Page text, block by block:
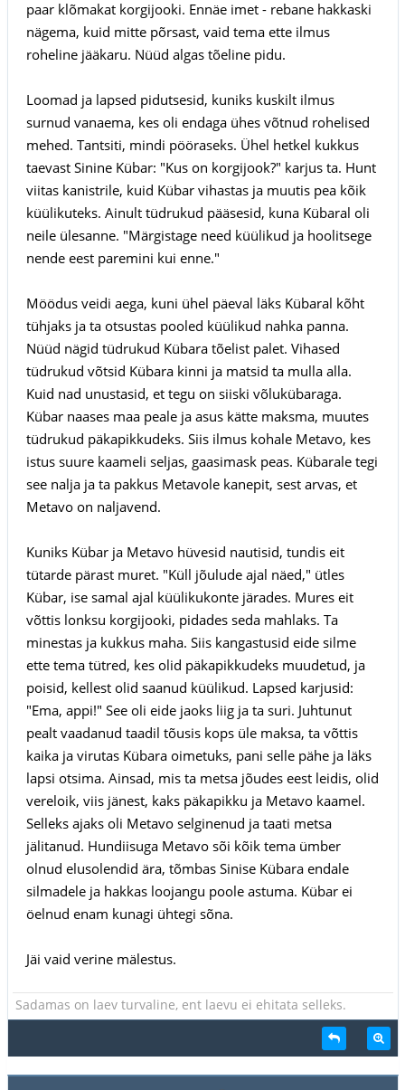
paar klõmakat korgijooki. Ennäe imet - rebane hakkaski
nägema, kuid mitte põrsast, vaid tema ette ilmus
roheline jääkaru. Nüüd algas tõeline pidu.
Loomad ja lapsed pidutsesid, kuniks kuskilt ilmus
surnud vanaema, kes oli endaga ühes võtnud rohelised
mehed. Tantsiti, mindi pööraseks. Ühel hetkel kukkus
taevast Sinine Kübar: "Kus on korgijook?" karjus ta. Hunt
viitas kanistrile, kuid Kübar vihastas ja muutis pea kõik
küülikuteks. Ainult tüdrukud pääsesid, kuna Kübaral oli
neile ülesanne. "Märgistage need küülikud ja hoolitsege
nende eest paremini kui enne."
Möödus veidi aega, kuni ühel päeval läks Kübaral kõht
tühjaks ja ta otsustas pooled küülikud nahka panna.
Nüüd nägid tüdrukud Kübara tõelist palet. Vihased
tüdrukud võtsid Kübara kinni ja matsid ta mulla alla.
Kuid nad unustasid, et tegu on siiski võlukübaraga.
Kübar naases maa peale ja asus kätte maksma, muutes
tüdrukud päkapikkudeks. Siis ilmus kohale Metavo, kes
istus suure kaameli seljas, gaasimask peas. Kübarale tegi
see nalja ja ta pakkus Metavole kanepit, sest arvas, et
Metavo on naljavend.
Kuniks Kübar ja Metavo hüvesid nautisid, tundis eit
tütarde pärast muret. "Küll jõulude ajal näed," ütles
Kübar, ise samal ajal küülikukonte järades. Mures eit
võttis lonksu korgijooki, pidades seda mahlaks. Ta
minestas ja kukkus maha. Siis kangastusid eide silme
ette tema tütred, kes olid päkapikkudeks muudetud, ja
poisid, kellest olid saanud küülikud. Lapsed karjusid:
"Ema, appi!" See oli eide jaoks liig ja ta suri. Juhtunut
pealt vaadanud taadil tõusis kops üle maksa, ta võttis
kaika ja virutas Kübara oimetuks, pani selle pähe ja läks
lapsi otsima. Ainsad, mis ta metsa jõudes eest leidis, olid
vereloik, viis jänest, kaks päkapikku ja Metavo kaamel.
Selleks ajaks oli Metavo selginenud ja taati metsa
jälitanud. Hundiisuga Metavo sõi kõik tema ümber
olnud elusolendid ära, tõmbas Sinise Kübara endale
silmadele ja hakkas loojangu poole astuma. Kübar ei
öelnud enam kunagi ühtegi sõna.
Jäi vaid verine mälestus.
Sadamas on laev turvaline, ent laevu ei ehitata selleks.